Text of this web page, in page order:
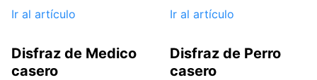
Ir al artículo
Ir al artículo
Disfraz de Medico
casero
Disfraz de Perro
casero